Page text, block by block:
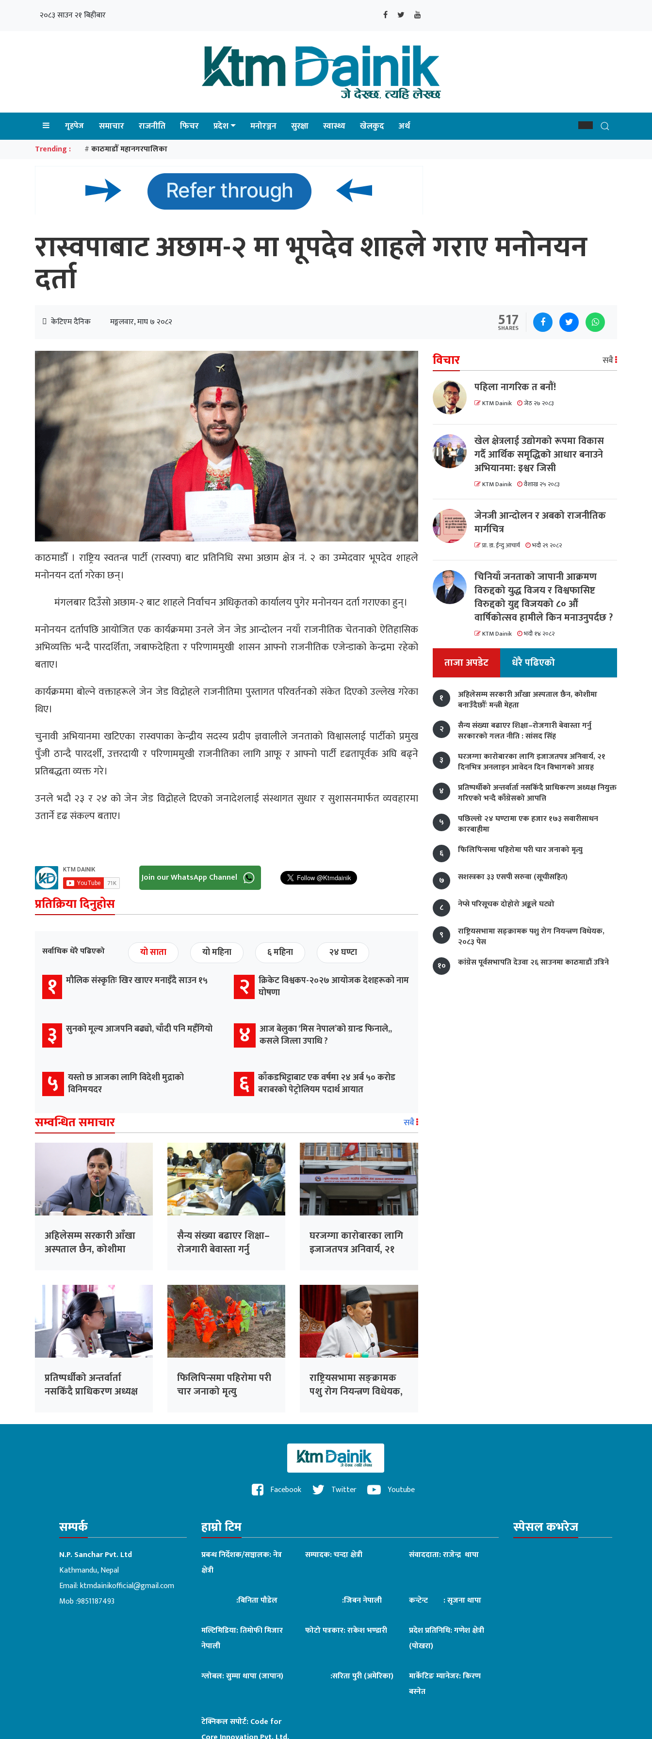
२०८३ साउन २१ बिहीबार
गृहपेज समाचार राजनीति फिचर प्रदेश मनोरञ्जन सुरक्षा स्वास्थ्य खेलकुद अर्थ
Trending : # काठमाडौँ महानगरपालिका
रास्वपाबाट अछाम-२ मा भूपदेव शाहले गराए मनोनयन
दर्ता
केटिएम दैनिक मङ्गलवार, माघ ७ २०८२ 517
SHARES
काठमाडौँ । राष्ट्रिय स्वतन्त्र पार्टी (रास्वपा) बाट प्रतिनिधि सभा अछाम क्षेत्र नं. २ का उम्मेदवार भूपदेव शाहले
मनोनयन दर्ता गरेका छन्।
मंगलबार दिउँसो अछाम-२ बाट शाहले निर्वाचन अधिकृतको कार्यालय पुगेर मनोनयन दर्ता गराएका हुन्।
मनोनयन दर्तापछि आयोजित एक कार्यक्रममा उनले जेन जेड आन्दोलन नयाँ राजनीतिक चेतनाको ऐतिहासिक
अभिव्यक्ति भन्दै पारदर्शिता, जबाफदेहिता र परिणाममुखी शासन आफ्नो राजनीतिक एजेन्डाको केन्द्रमा रहेको
बताए।
कार्यक्रममा बोल्ने वक्ताहरूले जेन जेड विद्रोहले राजनीतिमा पुस्तागत परिवर्तनको संकेत दिएको उल्लेख गरेका
थिए।
चुनावी अभियानमा खटिएका रास्वपाका केन्द्रीय सदस्य प्रदीप ज्ञवालीले जनताको विश्वासलाई पार्टीको प्रमुख
पुँजी ठान्दै पारदर्शी, उत्तरदायी र परिणाममुखी राजनीतिका लागि आफू र आफ्नो पार्टी दृढतापूर्वक अघि बढ्ने
प्रतिबद्धता व्यक्त गरे।
उनले भदौ २३ र २४ को जेन जेड विद्रोहले दिएको जनादेशलाई संस्थागत सुधार र सुशासनमार्फत व्यवहारमा
उतार्ने दृढ संकल्प बताए।
Join our WhatsApp Channel
प्रतिक्रिया दिनुहोस
सर्वाधिक धेरै पढिएको यो साता यो महिना ६ महिना २४ घण्टा
१ मौलिक संस्कृतिः खिर खाएर मनाइँदै साउन १५ २
क्रिकेट विश्वकप-२०२७ आयोजक देशहरूको नाम
घोषणा
३ सुनको मूल्य आजपनि बढ्यो, चाँदी पनि महँगियो ४
आज बेलुका ‘मिस नेपाल’को ग्रान्ड फिनाले,,
कसले जित्ला उपाधि ?
५
यस्तो छ आजका लागि विदेशी मुद्राको
विनिमयदर
६ काँकडभिट्टाबाट एक वर्षमा २४ अर्ब ५० करोड
बराबरको पेट्रोलियम पदार्थ आयात
सम्वन्धित समाचार सबै
अहिलेसम्म सरकारी आँखा
अस्पताल छैन, कोशीमा
सैन्य संख्या बढाएर शिक्षा–
रोजगारी बेवास्ता गर्नु
घरजग्गा कारोबारका लागि
इजाजतपत्र अनिवार्य, २१
प्रतिष्पर्धीको अन्तर्वार्ता
नसकिँदै प्राधिकरण अध्यक्ष
फिलिपिन्समा पहिरोमा परी
चार जनाको मृत्यु
राष्ट्रियसभामा सङ्क्रामक
पशु रोग नियन्त्रण विधेयक,
विचार सबै
पहिला नागरिक त बनाैं!
KTM Dainik जेठ २७ २०८३
खेल क्षेत्रलाई उद्योगको रूपमा विकास
गर्दै आर्थिक समृद्धिको आधार बनाउने
अभियानमा: इश्वर जिसी
KTM Dainik वैशाख २५ २०८३
जेनजी आन्दोलन र अबको राजनीतिक
मार्गचित्र
प्रा. डा. ईन्दु आचार्य भदौ २९ २०८२
चिनियाँ जनताको जापानी आक्रमण
विरुद्दको युद्ध विजय र विश्वफासिष्ट
विरुद्दको युद्द विजयको ८० औं
वार्षिकोत्सव हामीले किन मनाउनुपर्दछ ?
KTM Dainik भदौ १४ २०८२
ताजा अपडेट धेरै पढिएको
१
अहिलेसम्म सरकारी आँखा अस्पताल छैन, कोशीमा
बनाउँदैछौँः मन्त्री मेहता
२
सैन्य संख्या बढाएर शिक्षा–रोजगारी बेवास्ता गर्नु
सरकारको गलत नीति : सांसद सिंह
३
घरजग्गा कारोबारका लागि इजाजतपत्र अनिवार्य, २१
दिनभित्र अनलाइन आवेदन दिन विभागको आग्रह
४
प्रतिष्पर्धीको अन्तर्वार्ता नसकिँदै प्राधिकरण अध्यक्ष नियुक्त
गरिएको भन्दै काँग्रेसको आपत्ति
५
पछिल्लो २४ घण्टामा एक हजार १७३ सवारीसाधन
कारबाहीमा
६
फिलिपिन्समा पहिरोमा परी चार जनाको मृत्यु
७ सशस्त्रका ३३ एसपी सरुवा (सूचीसहित)
८ नेप्से परिसूचक दोहोरो अङ्कले घट्यो
९
राष्ट्रियसभामा सङ्क्रामक पशु रोग नियन्त्रण विधेयक,
२०८३ पेस
१०
कांग्रेस पूर्वसभापति देउवा २६ साउनमा काठमाडौं उत्रिने
Facebook Twitter Youtube
सम्पर्क
N.P. Sanchar Pvt. Ltd
Kathmandu, Nepal
Email:ktmdainikofficial@gmail.com
Mob :9851187493
हाम्रो टिम
प्रबन्ध निर्देशक/सञ्चालक: नेत्र
क्षेत्री
सम्पादक: चन्दा क्षेत्री संवाददाता: राजेन्द्र थापा
:बिनिता पौडेल :जिबन नेपाली कन्टेन्ट : सृजना थापा
मल्टिमिडिया: तिमोफी मिजार
नेपाली
फोटो पत्रकार: राकेश भण्डारी
प्रदेश प्रतिनिधि: गणेश क्षेत्री
(पोखरा)
ग्लोबल: सुम्मा थापा (जापान) :सरिता पुरी (अमेरिका)
मार्केटिङ म्यानेजर: किरण
बस्नेत
टेक्निकल सपोर्ट:Code for
स्पेसल कभरेज